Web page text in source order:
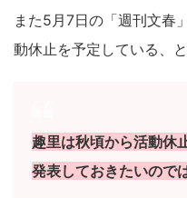
また5月7日の「週刊文春
動休止を予定している、
趣里は秋頃から活動休
発表しておきたいので